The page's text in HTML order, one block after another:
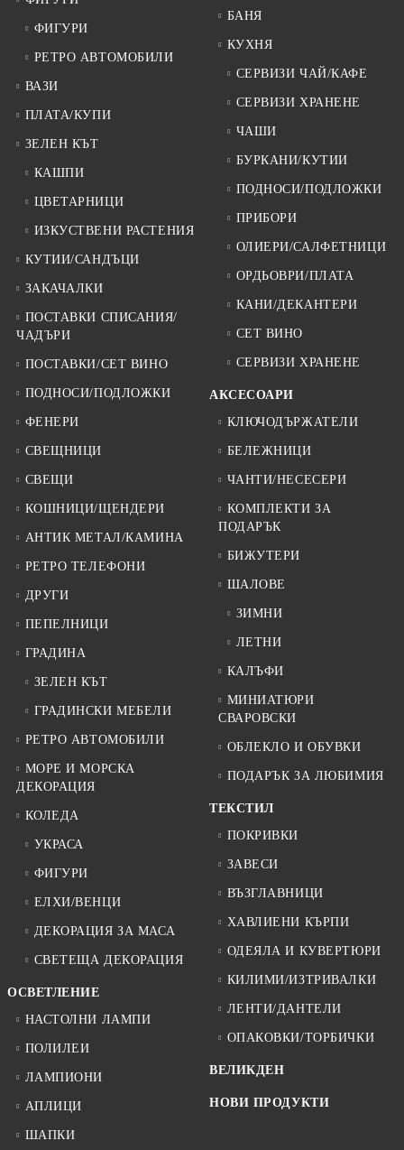
ФИГУРИ
РЕТРО АВТОМОБИЛИ
ВАЗИ
ПЛАТА/КУПИ
ЗЕЛЕН КЪТ
КАШПИ
ЦВЕТАРНИЦИ
ИЗКУСТВЕНИ РАСТЕНИЯ
КУТИИ/САНДЪЦИ
ЗАКАЧАЛКИ
ПОСТАВКИ СПИСАНИЯ/
ЧАДЪРИ
ПОСТАВКИ/СЕТ ВИНО
ПОДНОСИ/ПОДЛОЖКИ
ФЕНЕРИ
СВЕЩНИЦИ
СВЕЩИ
КОШНИЦИ/ЩЕНДЕРИ
АНТИК МЕТАЛ/КАМИНА
РЕТРО ТЕЛЕФОНИ
ДРУГИ
ПЕПЕЛНИЦИ
ГРАДИНА
ЗЕЛЕН КЪТ
ГРАДИНСКИ МЕБЕЛИ
РЕТРО АВТОМОБИЛИ
МОРЕ И МОРСКА
ДЕКОРАЦИЯ
КОЛЕДА
УКРАСА
ФИГУРИ
ЕЛХИ/ВЕНЦИ
ДЕКОРАЦИЯ ЗА МАСА
СВЕТЕЩА ДЕКОРАЦИЯ
ОСВЕТЛЕНИЕ
НАСТОЛНИ ЛАМПИ
ПОЛИЛЕИ
ЛАМПИОНИ
АПЛИЦИ
ШАПКИ
БАНЯ
КУХНЯ
СЕРВИЗИ ЧАЙ/КАФЕ
СЕРВИЗИ ХРАНЕНЕ
ЧАШИ
БУРКАНИ/КУТИИ
ПОДНОСИ/ПОДЛОЖКИ
ПРИБОРИ
ОЛИЕРИ/САЛФЕТНИЦИ
ОРДЬОВРИ/ПЛАТА
КАНИ/ДЕКАНТЕРИ
СЕТ ВИНО
СЕРВИЗИ ХРАНЕНЕ
АКСЕСОАРИ
КЛЮЧОДЪРЖАТЕЛИ
БЕЛЕЖНИЦИ
ЧАНТИ/НЕСЕСЕРИ
КОМПЛЕКТИ ЗА
ПОДАРЪК
БИЖУТЕРИ
ШАЛОВЕ
ЗИМНИ
ЛЕТНИ
КАЛЪФИ
МИНИАТЮРИ
СВАРОВСКИ
ОБЛЕКЛО И ОБУВКИ
ПОДАРЪК ЗА ЛЮБИМИЯ
ТЕКСТИЛ
ПОКРИВКИ
ЗАВЕСИ
ВЪЗГЛАВНИЦИ
ХАВЛИЕНИ КЪРПИ
ОДЕЯЛА И КУВЕРТЮРИ
КИЛИМИ/ИЗТРИВАЛКИ
ЛЕНТИ/ДАНТЕЛИ
ОПАКОВКИ/ТОРБИЧКИ
ВЕЛИКДЕН
НОВИ ПРОДУКТИ